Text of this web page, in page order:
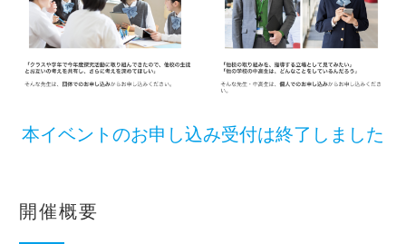
本イベントのお申し込み受付は終了しました
開催概要